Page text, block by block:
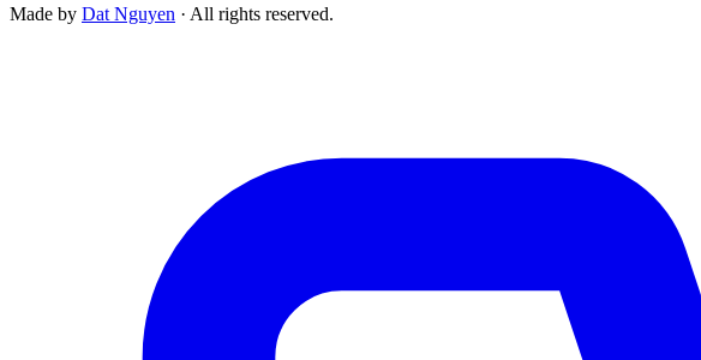
Made by Dat Nguyen · All rights reserved.